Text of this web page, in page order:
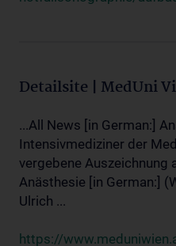
Detailsite | MedUni
...All News [in German:]
Intensivmediziner der
vergebene Auszeichnung
Anästhesie [in German:]
Ulrich ...
https://